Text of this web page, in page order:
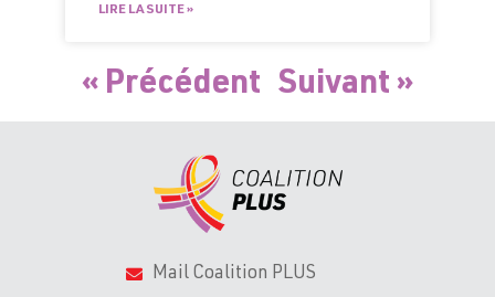
LIRE LA SUITE »
« Précédent Suivant »
Mail Coalition PLUS